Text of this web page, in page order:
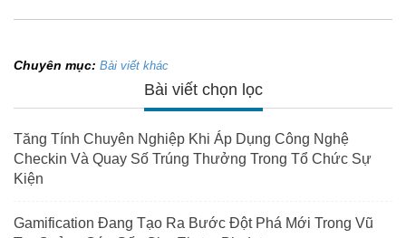
Chuyên mục: Bài viết khác
Bài viết chọn lọc
Tăng Tính Chuyên Nghiệp Khi Áp Dụng Công Nghệ
Checkin Và Quay Số Trúng Thưởng Trong Tổ Chức Sự
Kiện
Gamification Đang Tạo Ra Bước Đột Phá Mới Trong Vũ